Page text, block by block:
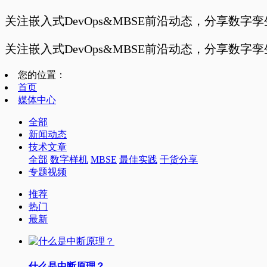
关注嵌入式DevOps&MBSE前沿动态，分享数字
关注嵌入式DevOps&MBSE前沿动态，分享数字
您的位置：
首页
媒体中心
全部
新闻动态
技术文章
全部 数字样机 MBSE 最佳实践 干货分享
专题视频
推荐
热门
最新